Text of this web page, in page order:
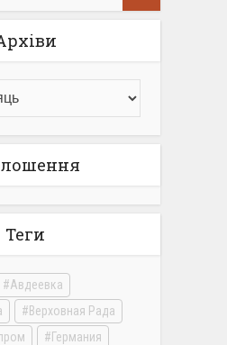
Теги
Авдеевка
Верховная Рада
Германия